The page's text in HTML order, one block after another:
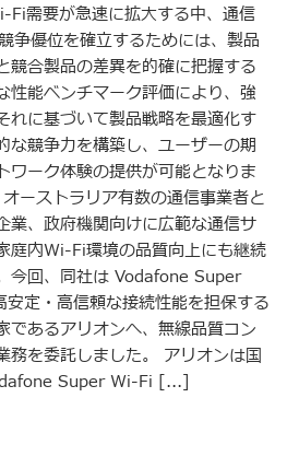
需要が急速に拡大する中、通信
争優位を確立するためには、製品
競合製品の差異を的確に把握する
性能ベンチマーク評価により、強
れに基づいて製品戦略を最適化す
な競争力を構築し、ユーザーの期
ワーク体験の提供が可能となりま
ーストラリア有数の通信事業者と
業、政府機関向けに広範な通信サ
庭内Wi-Fi環境の品質向上にも継続
今回、同社は Vodafone Super
定・高信頼な接続性能を担保する
であるアリオンへ、無線品質コン
務を委託しました。 アリオンは国
Super Wi-Fi [...]